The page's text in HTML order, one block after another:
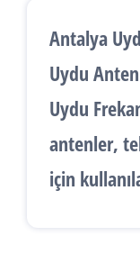
Antalya
Uydu
Uydu
antenler,
için